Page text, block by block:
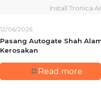
Install Tronica
12/06/2026
Pasang Autogate Shah
Kerosakan
Read more